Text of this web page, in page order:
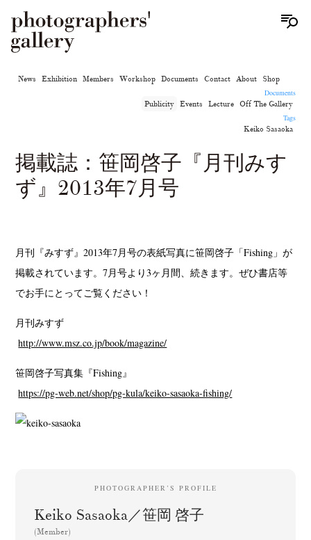
News Exhibition Members Workshop Documents Contact About
Shop
Documents
Publicity Events Lecture Off The Gallery
Tags
Keiko Sasaoka
掲載誌：笹岡啓子『月刊みす
ず』2013年7月号
月刊『みすず』2013年7月号の表紙写真に笹岡啓子「Fishing」が
掲載されています。7月号より3ヶ月間、続きます。ぜひ書店等
でお手にとってご覧ください！
月刊みすず
http://www.msz.co.jp/book/magazine/
笹岡啓子写真集『Fishing』
https://pg-web.net/shop/pg-kula/keiko-sasaoka-fishing/
PHOTOGRAPHER’S PROFILE
Keiko Sasaoka／笹岡 啓子
(Member)